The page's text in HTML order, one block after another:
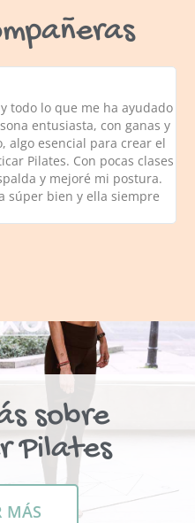
todo lo que me ha ayudado
entusiasta, con ganas y
algo esencial para crear el
Pilates. Con pocas clases
y mejoré mi postura.
súper bien y ella siempre
sobre
Pilates
MÁS